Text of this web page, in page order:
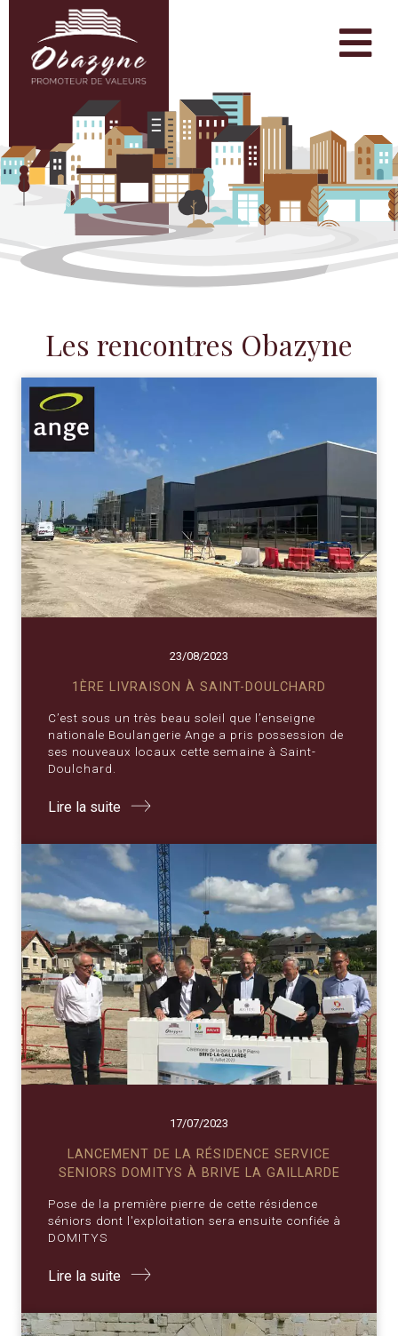
Les rencontres Obazyne
23/08/2023
1ÈRE LIVRAISON À SAINT-DOULCHARD
C’est sous un très beau soleil que l’enseigne
nationale Boulangerie Ange a pris possession de
ses nouveaux locaux cette semaine à Saint-
Doulchard.
Lire la suite
17/07/2023
LANCEMENT DE LA RÉSIDENCE SERVICE
SENIORS DOMITYS À BRIVE LA GAILLARDE
Pose de la première pierre de cette résidence
séniors dont l'exploitation sera ensuite confiée à
DOMITYS
Lire la suite